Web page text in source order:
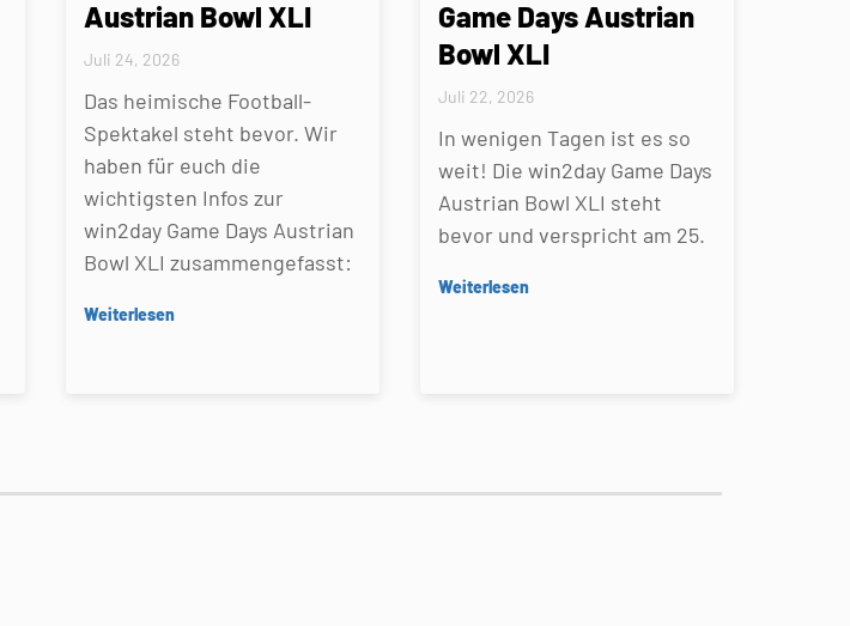
Austrian Bowl XLI
Juli 24, 2026
Das heimische Football-
Spektakel steht bevor. Wir
haben für euch die
wichtigsten Infos zur
win2day Game Days Austrian
Bowl XLI zusammengefasst:
Weiterlesen
Game Days Austrian
Bowl XLI
Juli 22, 2026
In wenigen Tagen ist es so
weit! Die win2day Game Days
Austrian Bowl XLI steht
bevor und verspricht am 25.
Weiterlesen